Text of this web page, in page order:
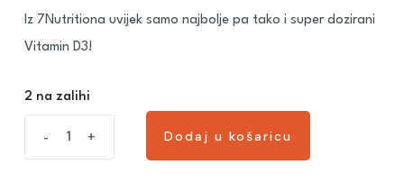
Iz 7Nutritiona uvijek samo najbolje pa tako i super dozirani
Vitamin D3!
2 na zalihi
- +
Dodaj u košaricu